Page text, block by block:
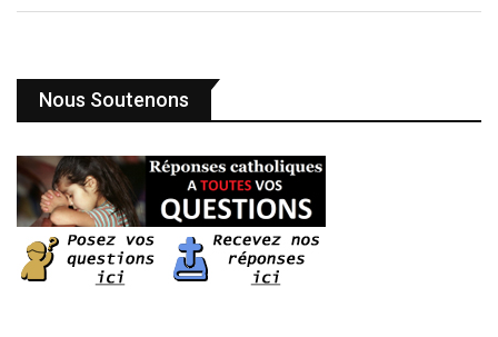
Nous Soutenons